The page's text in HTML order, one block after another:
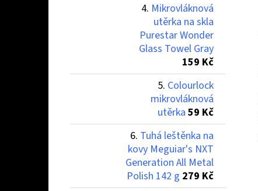
Mikrovláknová
utěrka na skla
Purestar Wonder
Glass Towel Gray
159 Kč
Colourlock
mikrovláknová
utěrka 59 Kč
Tuhá leštěnka na
kovy Meguiar's NXT
Generation All Metal
Polish 142 g 279 Kč